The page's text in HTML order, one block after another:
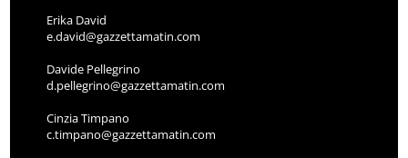
Erika David
e.david@gazzettamatin.com
Davide Pellegrino
d.pellegrino@gazzettamatin.com
Cinzia Timpano
c.timpano@gazzettamatin.com